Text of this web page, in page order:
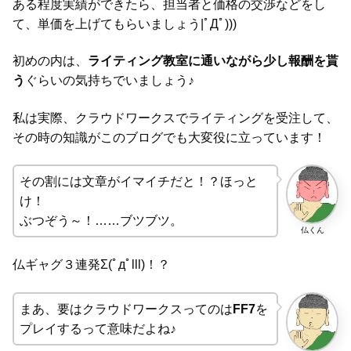
ある程度実績ができたら、担当者と価格の交渉などをし
て、単価を上げてもらいましょう|ﾟДﾟ)))
初めの内は、 ライティング教室に通いながら少し報酬を貰
う ぐらいの気持ちでいましょう♪
私は実際、クラウドワークスでライティングを受注して、
その時の知識がこのブログでも大変役に立っています！
仏くん
その割には文章がイマイチだと！？ほっと
け！
ぶつぞう～！……ブツブツ。
仏ギャグ３連発Σ(ﾟдﾟlll)！？
まあ、要はクラウドワークスってのは FF7を
プレイするって意味だよね♪